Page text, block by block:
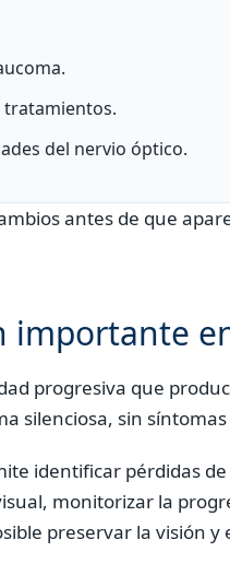
tratamientos.
del nervio óptico.
antes de que
importante
progresiva que
silenciosa, sin
identificar pérdidas
monitorizar la
preservar la visión